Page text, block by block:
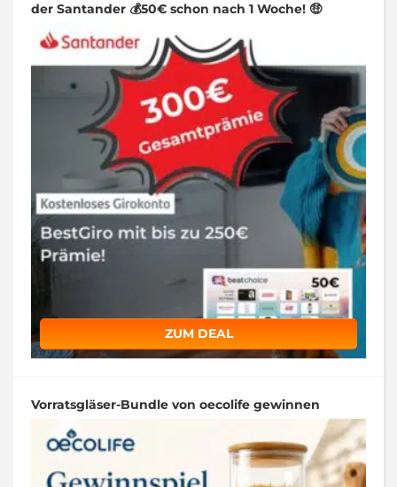
der Santander 💰50€ schon nach 1 Woche! 🤑
ZUM DEAL
Vorratsgläser-Bundle von oecolife gewinnen